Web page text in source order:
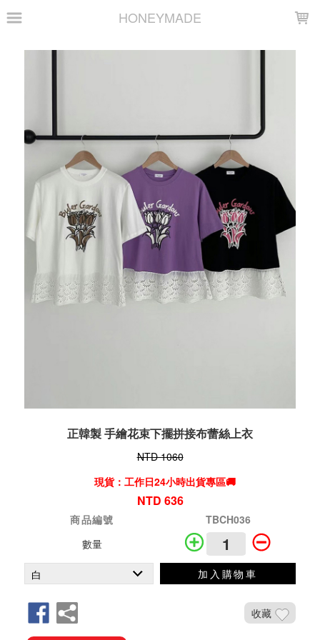
HONEYMADE
正韓製 手繪花束下擺拼接布蕾絲上衣
NTD 1060
現貨：工作日24小時出貨專區🚚
NTD 636
商品編號
TBCH036
數量
加入購物車
收藏